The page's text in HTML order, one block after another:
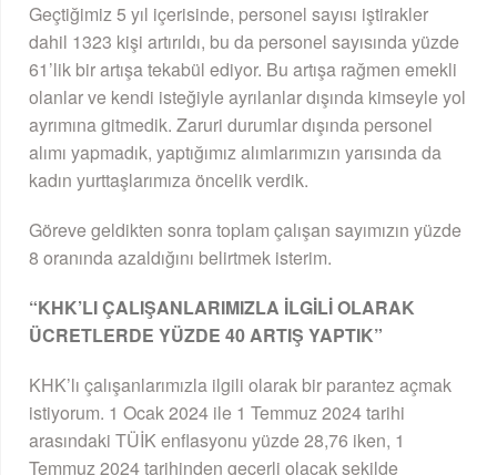
Geçtiğimiz 5 yıl içerisinde, personel sayısı iştirakler
dahil 1323 kişi artırıldı, bu da personel sayısında yüzde
61’lik bir artışa tekabül ediyor. Bu artışa rağmen emekli
olanlar ve kendi isteğiyle ayrılanlar dışında kimseyle yol
ayrımına gitmedik. Zaruri durumlar dışında personel
alımı yapmadık, yaptığımız alımlarımızın yarısında da
kadın yurttaşlarımıza öncelik verdik.
Göreve geldikten sonra toplam çalışan sayımızın yüzde
8 oranında azaldığını belirtmek isterim.
“KHK’LI ÇALIŞANLARIMIZLA İLGİLİ OLARAK
ÜCRETLERDE YÜZDE 40 ARTIŞ YAPTIK”
KHK’lı çalışanlarımızla ilgili olarak bir parantez açmak
istiyorum. 1 Ocak 2024 ile 1 Temmuz 2024 tarihi
arasındaki TÜİK enflasyonu yüzde 28,76 iken, 1
Temmuz 2024 tarihinden geçerli olacak şekilde